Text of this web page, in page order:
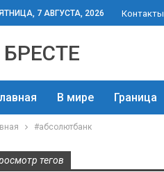
7 АВГУСТА, 2026 Контакты
БРЕСТЕ
В мире Граница
#абсолютбанк
тегов